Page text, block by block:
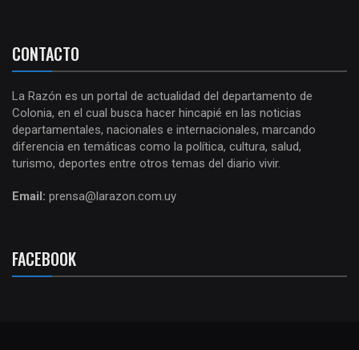
CONTACTO
La Razón es un portal de actualidad del departamento de
Colonia, en el cual busca hacer hincapié en las noticias
departamentales, nacionales e internacionales, marcando
diferencia en temáticas como la política, cultura, salud,
turismo, deportes entre otros temas del diario vivir.
Email: prensa@larazon.com.uy
FACEBOOK